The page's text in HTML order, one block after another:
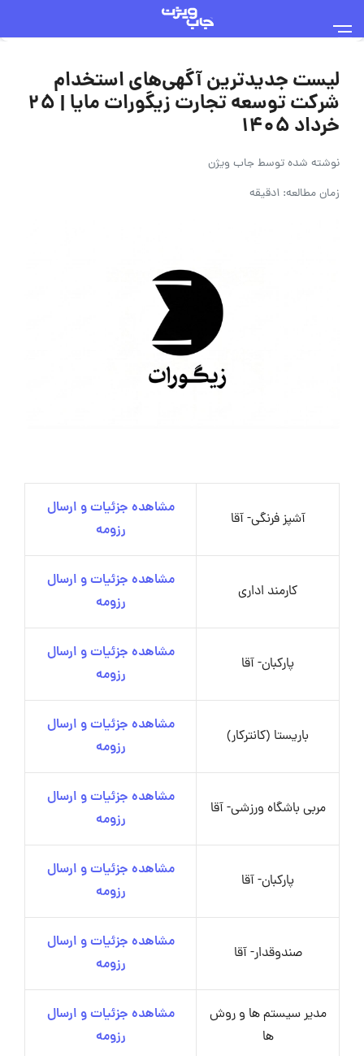
لیست جدیدترین آگهی‌های استخدام
شرکت توسعه تجارت زیگورات مایا | ۲۵
خرداد ۱۴۰۵
نوشته شده توسطجاب ویژن
زمان مطالعه: 1دقیقه
آشپز فرنگی- آقا
مشاهده جزئیات و ارسال
رزومه
کارمند اداری
مشاهده جزئیات و ارسال
رزومه
پارکبان- آقا
مشاهده جزئیات و ارسال
رزومه
باریستا (کانترکار)
مشاهده جزئیات و ارسال
رزومه
مربی باشگاه ورزشی- آقا
مشاهده جزئیات و ارسال
رزومه
پارکبان- آقا
مشاهده جزئیات و ارسال
رزومه
صندوقدار- آقا
مشاهده جزئیات و ارسال
رزومه
مدیر سیستم ها و روش
ها
مشاهده جزئیات و ارسال
رزومه